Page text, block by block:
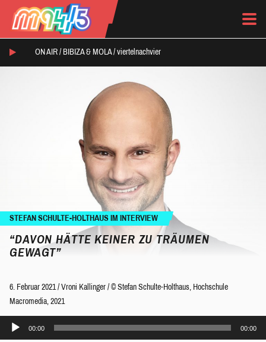
ON AIR / BIBIZA & MOLA/ viertelnachvier
STEFAN SCHULTE-HOLTHAUS IM INTERVIEW
“DAVON HÄTTE KEINER ZU TRÄUMEN
GEWAGT”
6. Februar 2021 / Vroni Kallinger / © Stefan Schulte-Holthaus, Hochschule
Macromedia, 2021
Audio-
00:00 00:00